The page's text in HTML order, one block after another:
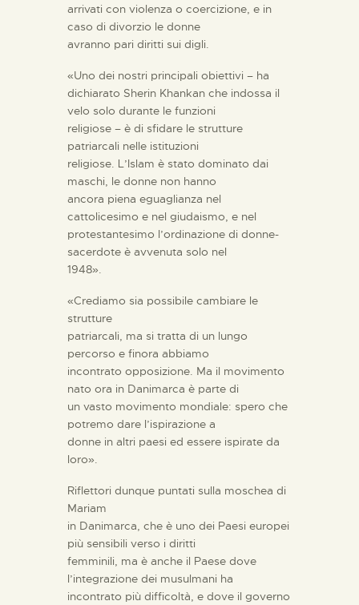
arrivati con violenza o coercizione, e in
caso di divorzio le donne
avranno pari diritti sui digli.
«Uno dei nostri principali obiettivi – ha
dichiarato Sherin Khankan che indossa il
velo solo durante le funzioni
religiose – è di sfidare le strutture
patriarcali nelle istituzioni
religiose. L’Islam è stato dominato dai
maschi, le donne non hanno
ancora piena eguaglianza nel
cattolicesimo e nel giudaismo, e nel
protestantesimo l’ordinazione di donne-
sacerdote è avvenuta solo nel
1948».
«Crediamo sia possibile cambiare le
strutture
patriarcali, ma si tratta di un lungo
percorso e finora abbiamo
incontrato opposizione. Ma il movimento
nato ora in Danimarca è parte di
un vasto movimento mondiale: spero che
potremo dare l’ispirazione a
donne in altri paesi ed essere ispirate da
loro».
Riflettori dunque puntati sulla moschea di
Mariam
in Danimarca, che è uno dei Paesi europei
più sensibili verso i diritti
femminili, ma è anche il Paese dove
l’integrazione dei musulmani ha
incontrato più difficoltà, e dove il governo